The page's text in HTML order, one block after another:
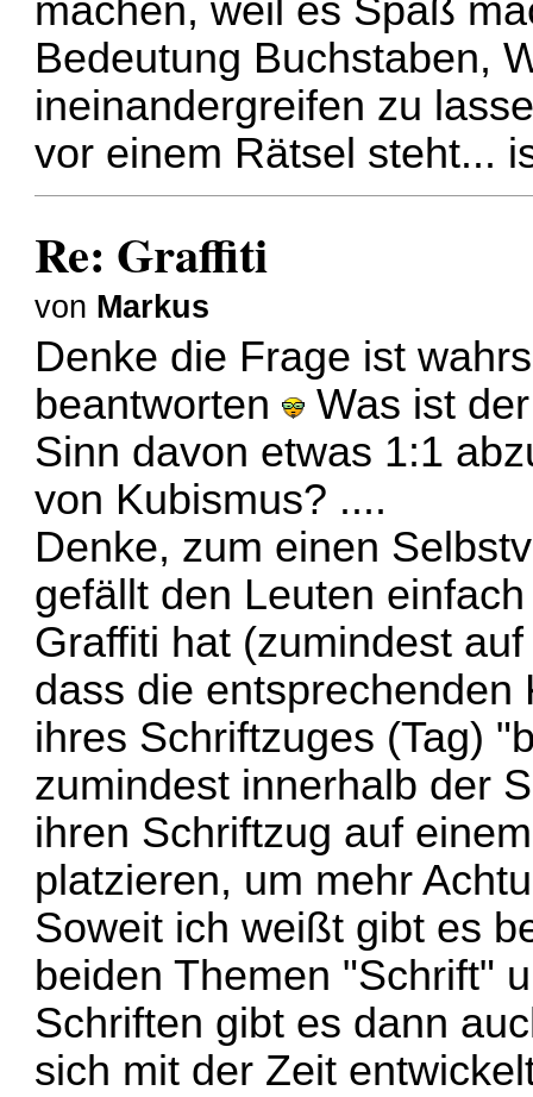
machen, weil es Spaß
Bedeutung Buchstaben,
ineinandergreifen zu
vor einem Rätsel steht...
Re: Graffiti
von Markus
Denke die Frage ist
beantworten
Was ist
Sinn davon etwas 1:1
von Kubismus? ....
Denke, zum einen
gefällt den Leuten
Graffiti hat (zumindest
dass die entsprechenden
ihres Schriftzuges (Tag)
zumindest innerhalb der
ihren Schriftzug auf
platzieren, um mehr
Soweit ich weißt gibt es
beiden Themen "Schrift"
Schriften gibt es dann
sich mit der Zeit